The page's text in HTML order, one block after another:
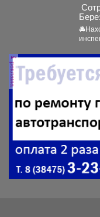
реклама